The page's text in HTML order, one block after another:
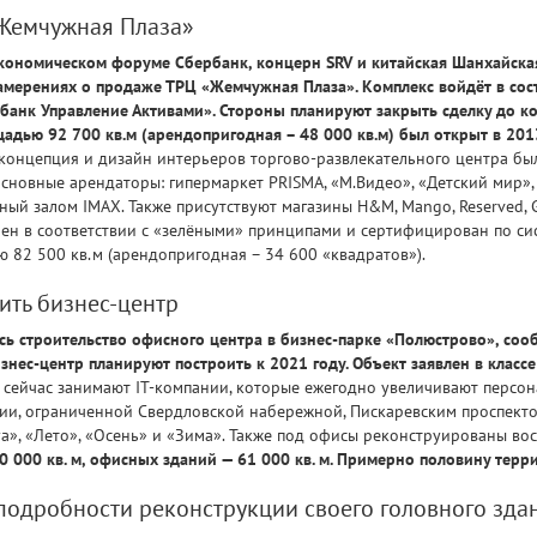
Плаза»
форуме Сбербанк, концерн SRV и китайская
о продаже ТРЦ «Жемчужная Плаза». Комплекс войдёт в
Управление Активами». Стороны планируют закрыть сделку до
92 700 кв.м (арендопригодная – 48 000 кв.м) был открыт в
и дизайн интерьеров торгово-развлекательного центра
арендаторы: гипермаркет PRISMA, «М.Видео», «Детский
залом IMAX. Также присутствуют магазины H&M, Mango, Reserved,
в соответствии с «зелёными» принципами и сертифицирован по
500 кв.м (арендопригодная – 34 600 «квадратов»).
бизнес-центр
строительство офисного центра в бизнес-парке «Полюстрово»,
центр планируют построить к 2021 году. Объект заявлен в
занимают IT-компании, которые ежегодно увеличивают
ограниченной Свердловской набережной, Пискаревским
«Лето», «Осень» и «Зима». Также под офисы реконструированы
000 кв. м, офисных зданий — 61 000 кв. м. Примерно половину
реконструкции своего головного